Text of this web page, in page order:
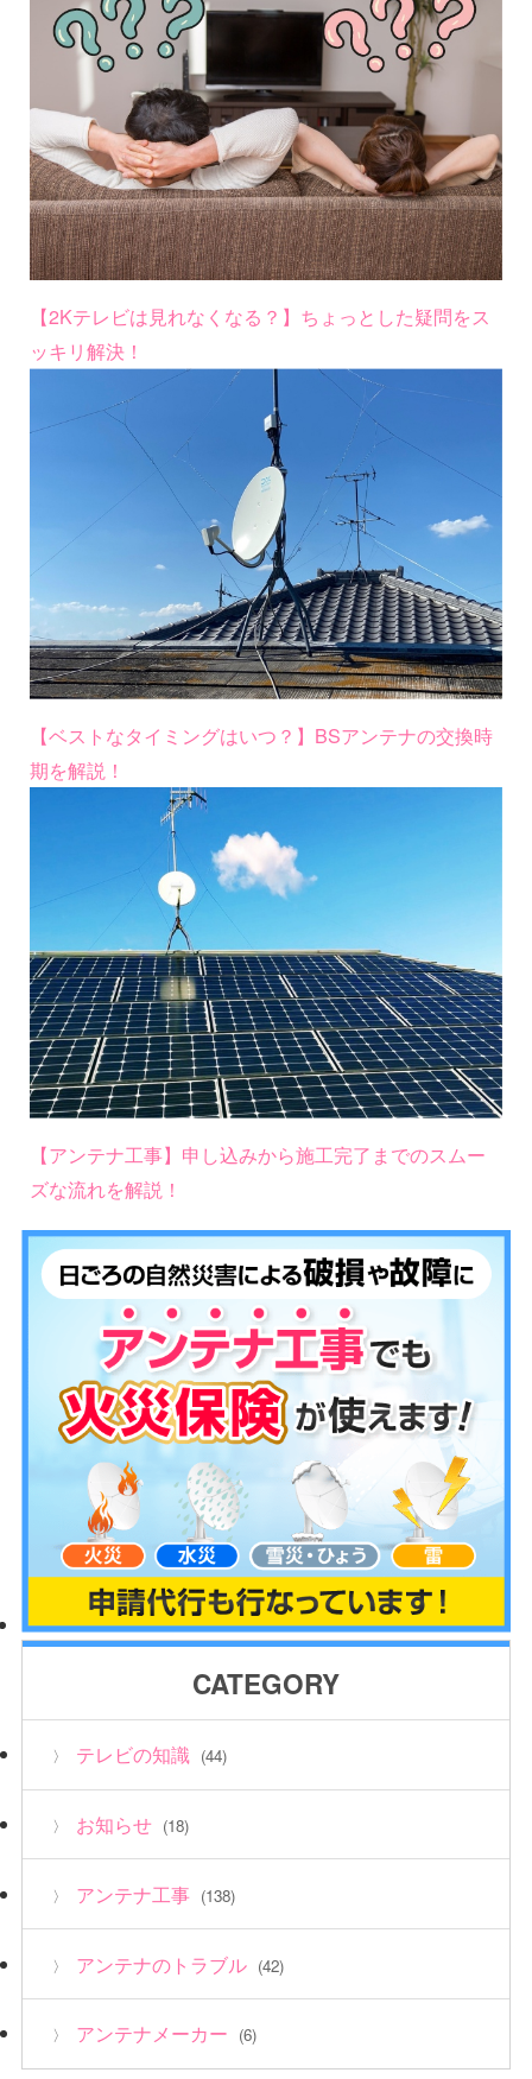
【2Kテレビは見れなくなる？】ちょっとした疑問をス
ッキリ解決！
【ベストなタイミングはいつ？】BSアンテナの交換時
期を解説！
【アンテナ工事】申し込みから施工完了までのスムー
ズな流れを解説！
CATEGORY
テレビの知識 (44)
お知らせ (18)
アンテナ工事 (138)
アンテナのトラブル (42)
アンテナメーカー (6)